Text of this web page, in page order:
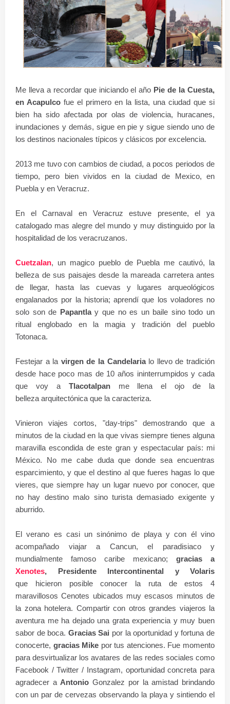
Me lleva a recordar que iniciando el año Pie de la Cuesta,
en Acapulco fue el primero en la lista, una ciudad que si
bien ha sido afectada por olas de violencia, huracanes,
inundaciones y demás, sigue en pie y sigue siendo uno de
los destinos nacionales típicos y clásicos por excelencia.
2013 me tuvo con cambios de ciudad, a pocos periodos de
tiempo, pero bien vividos en la ciudad de Mexico, en
Puebla y en Veracruz.
En el Carnaval en Veracruz estuve presente, el ya
catalogado mas alegre del mundo y muy distinguido por la
hospitalidad de los veracruzanos.
Cuetzalan, un magico pueblo de Puebla me cautivó, la
belleza de sus paisajes desde la mareada carretera antes
de llegar, hasta las cuevas y lugares arqueológicos
engalanados por la historia; aprendí que los voladores no
solo son de Papantlay que no es un baile sino todo un
ritual englobado en la magia y tradición del pueblo
Totonaca.
Festejar a la virgen de la Candelarialo llevo de tradición
desde hace poco mas de 10 años ininterrumpidos y cada
que voy a Tlacotalpanme llena el ojo de la
belleza arquitectónica que la caracteriza.
Vinieron viajes cortos, "day-trips" demostrando que a
minutos de la ciudad en la que vivas siempre tienes alguna
maravilla escondida de este gran y espectacular país: mi
México. No me cabe duda que donde sea encuentras
esparcimiento, y que el destino al que fueres hagas lo que
vieres, que siempre hay un lugar nuevo por conocer, que
no hay destino malo sino turista demasiado exigente y
aburrido.
El verano es casi un sinónimo de playa y con él vino
acompañado viajar a Cancun, el paradisiaco y
mundialmente famoso caribe mexicano; gracias a
Xenotes, Presidente Intercontinental y Volaris
que hicieron posible conocer la ruta de estos 4
maravillosos Cenotes ubicados muy escasos minutos de
la zona hotelera. Compartir con otros grandes viajeros la
aventura me ha dejado una grata experiencia y muy buen
sabor de boca. Gracias Sai por la oportunidad y fortuna de
conocerte, gracias Mike por tus atenciones. Fue momento
para desvirtualizar los avatares de las redes sociales como
Facebook / Twitter / Instagram, oportunidad concreta para
agradecer a Antonio Gonzalez por la amistad brindando
con un par de cervezas observando la playa y sintiendo el